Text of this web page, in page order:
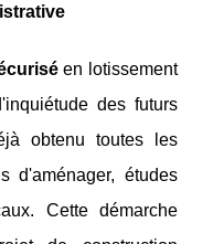
en lotissement
des futurs
obtenu toutes les
d'aménager, études
Cette démarche